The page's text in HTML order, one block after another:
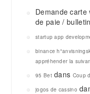
Demande
de paie /
startup app
binance
appréhender la
95 Betdans Coup
jogos de cassino